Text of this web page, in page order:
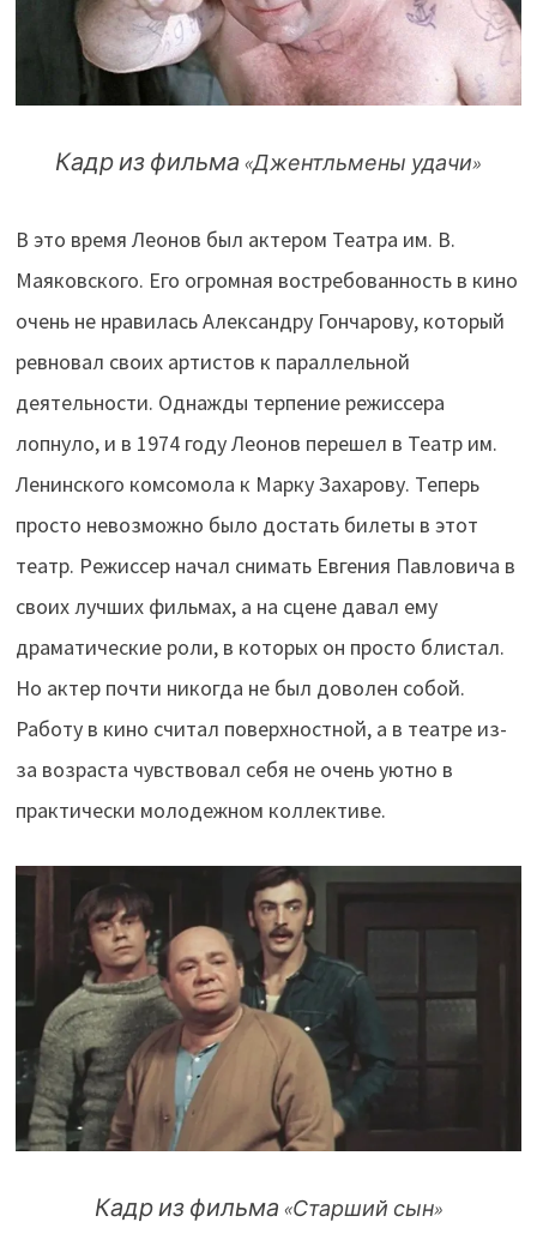
Кадр из фильма«Джентльмены удачи»
В это время Леонов был актером Театра им. В.
Маяковского. Его огромная востребованность в кино
очень не нравилась Александру Гончарову, который
ревновал своих артистов к параллельной
деятельности. Однажды терпение режиссера
лопнуло, и в 1974 году Леонов перешел в Театр им.
Ленинского комсомола к Марку Захарову. Теперь
просто невозможно было достать билеты в этот
театр. Режиссер начал снимать Евгения Павловича в
своих лучших фильмах, а на сцене давал ему
драматические роли, в которых он просто блистал.
Но актер почти никогда не был доволен собой.
Работу в кино считал поверхностной, а в театре из-
за возраста чувствовал себя не очень уютно в
практически молодежном коллективе.
Кадр из фильма «Старший сын»